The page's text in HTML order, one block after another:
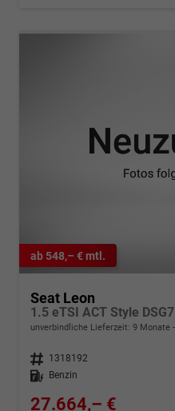
ab 548,– € mtl.
Seat Leon
1.5 eTSI ACT Style DSG7
unverbindliche Lieferzeit: 9 Monate
Fahrzeugnr. 1318192
Kraftstoff
Benzin
27.664,– €